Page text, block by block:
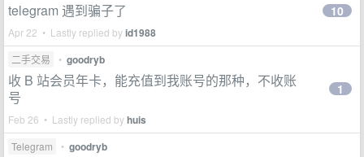
telegram 遇到骗子了
Apr 22 • Lastly replied byid1988
10
二手交易 • goodryb
收 B 站会员年卡，能充值到我账号的那种，不收账
号
Feb 26 • Lastly replied byhuis
1
Telegram • goodryb